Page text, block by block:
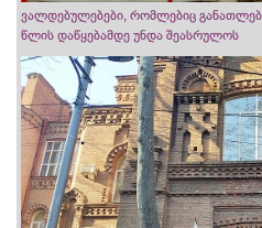
ვალდებულებები, რომლებიც
წლის დაწყებამდე უნდა შეასრულოს